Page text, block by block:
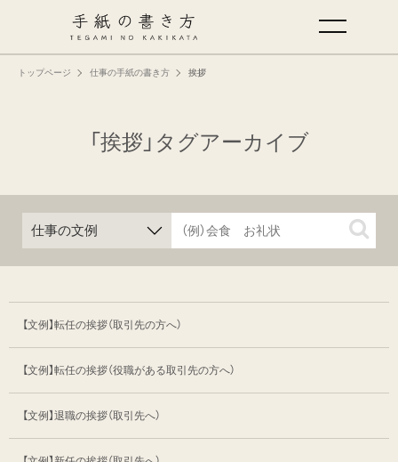
トップページ 仕事の手紙の書き方 挨拶
「挨拶」タグアーカイブ
【文例】転任の挨拶（取引先の方へ）
【文例】転任の挨拶（役職がある取引先の方へ）
【文例】退職の挨拶（取引先へ）
手紙の基本
仕事の手紙の書き方
特集
ミドリオフィシャルサイト